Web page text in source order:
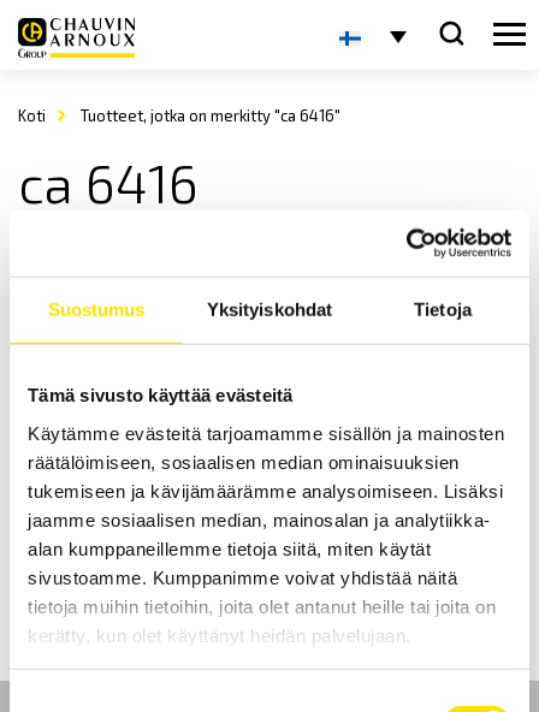
Suostumus Yksityiskohdat Tietoja
Tämä sivusto käyttää evästeitä
Käytämme evästeitä tarjoamamme sisällön ja mainosten
räätälöimiseen, sosiaalisen median ominaisuuksien
tukemiseen ja kävijämäärämme analysoimiseen. Lisäksi
jaamme sosiaalisen median, mainosalan ja analytiikka-
alan kumppaneillemme tietoja siitä, miten käytät
sivustoamme. Kumppanimme voivat yhdistää näitä
tietoja muihin tietoihin, joita olet antanut heille tai joita on
kerätty, kun olet käyttänyt heidän palvelujaan.
Koti Tuotteet, jotka on merkitty "ca 6416"
ca 6416
Silmukkavastuspihdit CA6416, CA6417 & CA6418
Silmukkavastuspihdit maadoitusten määräaikaisiin
kunnosapitotarkastuksiin. Nämä mallit korvaavat seuraavat
mallit: CA6410, CA6411, CA6412, CA6413 sekä CA6415.
LUE LISÄÄ